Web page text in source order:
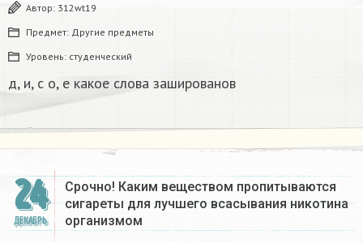
Автор: 312wt19
Предмет: Другие предметы
Уровень: студенческий
д, и, с о, е какое слова зашированов
24
ДЕКАБРЬ
Срочно! Каким веществом пропитываются
сигареты для лучшего всасывания никотина
организмом​